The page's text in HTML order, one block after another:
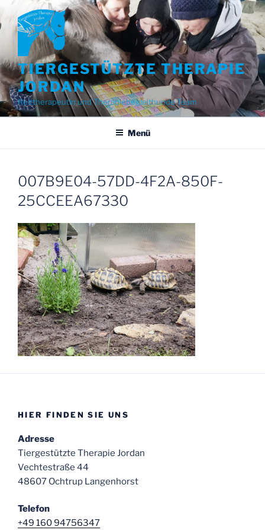
Inhalt
springen
TIERGESTÜTZTE THERAPIE
JORDAN
Reittherapeutin und Therapiebegleithunde Team
Menü
007B9E04-57DD-4F2A-850F-
25CCEEA67330
HIER FINDEN SIE UNS
Adresse
Tiergestützte Therapie Jordan
Vechtestraße 44
48607 Ochtrup Langenhorst
Telefon
+49 160 94756347